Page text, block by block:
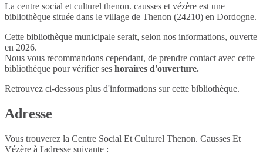
La centre social et culturel thenon. causses et vézère est une
bibliothèque située dans le village de Thenon (24210) en Dordogne.
Cette bibliothèque municipale serait, selon nos informations, ouverte
en 2026.
Nous vous recommandons cependant, de prendre contact avec cette
bibliothèque pour vérifier ses horaires d'ouverture.
Retrouvez ci-dessous plus d'informations sur cette bibliothèque.
Adresse
Vous trouverez la Centre Social Et Culturel Thenon. Causses Et
Vézère à l'adresse suivante :